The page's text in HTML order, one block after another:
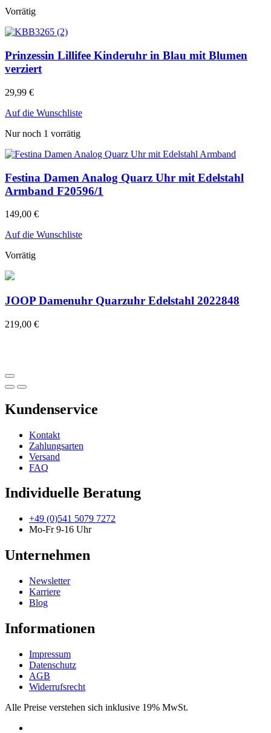
Vorrätig
Prinzessin Lillifee Kinderuhr in Blau mit Blumen
verziert
29,99 €
Auf die Wunschliste
Nur noch 1 vorrätig
Festina Damen Analog Quarz Uhr mit Edelstahl
Armband F20596/1
149,00 €
Auf die Wunschliste
Vorrätig
JOOP Damenuhr Quarzuhr Edelstahl 2022848
219,00 €
Kundenservice
Kontakt
Zahlungsarten
Versand
FAQ
Individuelle Beratung
+49 (0)541 5079 7272
Mo-Fr 9-16 Uhr
Unternehmen
Newsletter
Karriere
Blog
Informationen
Impressum
Datenschutz
AGB
Widerrufsrecht
Alle Preise verstehen sich inklusive 19% MwSt.